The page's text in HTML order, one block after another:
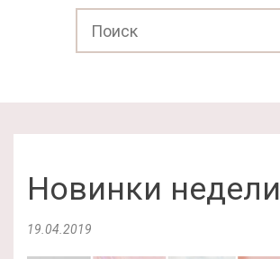
Новинки недели
19.04.2019